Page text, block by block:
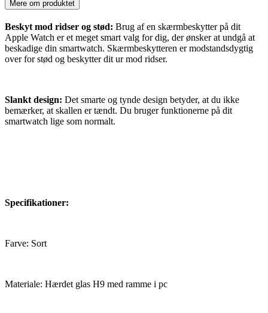
Mere om produktet
Beskyt mod ridser og stød: Brug af en skærmbeskytter på dit
Apple Watch er et meget smart valg for dig, der ønsker at undgå at
beskadige din smartwatch. Skærmbeskytteren er modstandsdygtig
over for stød og beskytter dit ur mod ridser.
Slankt design: Det smarte og tynde design betyder, at du ikke
bemærker, at skallen er tændt. Du bruger funktionerne på dit
smartwatch lige som normalt.
Specifikationer:
Farve: Sort
Materiale: Hærdet glas H9 med ramme i pc